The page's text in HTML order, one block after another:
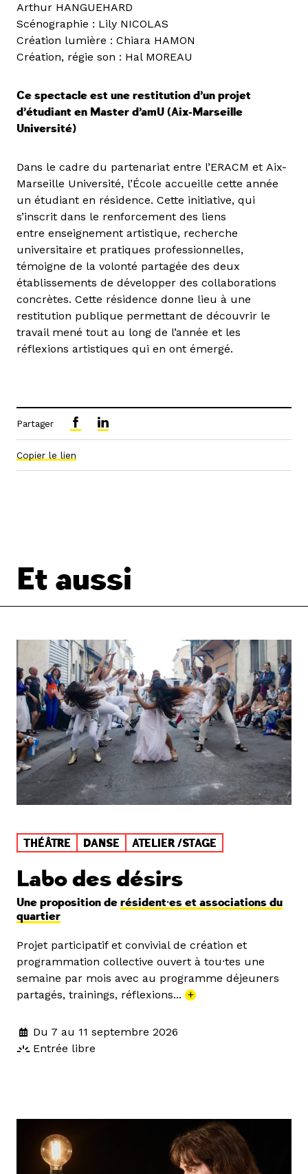
Arthur HANGUEHARD
Scénographie : Lily NICOLAS
Création lumière : Chiara HAMON
Création, régie son : Hal MOREAU
Ce spectacle est une restitution d’un projet
d’étudiant en Master d’amU (Aix-Marseille
Université)
Dans le cadre du partenariat entre l’ERACM et Aix-
Marseille Université, l’École accueille cette année
un étudiant en résidence. Cette initiative, qui
s’inscrit dans le renforcement des liens
entre enseignement artistique, recherche
universitaire et pratiques professionnelles,
témoigne de la volonté partagée des deux
établissements de développer des collaborations
concrètes. Cette résidence donne lieu à une
restitution publique permettant de découvrir le
travail mené tout au long de l’année et les
réflexions artistiques qui en ont émergé.
Partager
Copier le lien
Et aussi
THÉÂTRE DANSE ATELIER /STAGE
Labo des désirs
Une proposition de résident·es et associations du
quartier
Projet participatif et convivial de création et
programmation collective ouvert à tou·tes une
semaine par mois avec au programme déjeuners
partagés, trainings, réflexions... +
Du 7 au 11 septembre 2026
Entrée libre